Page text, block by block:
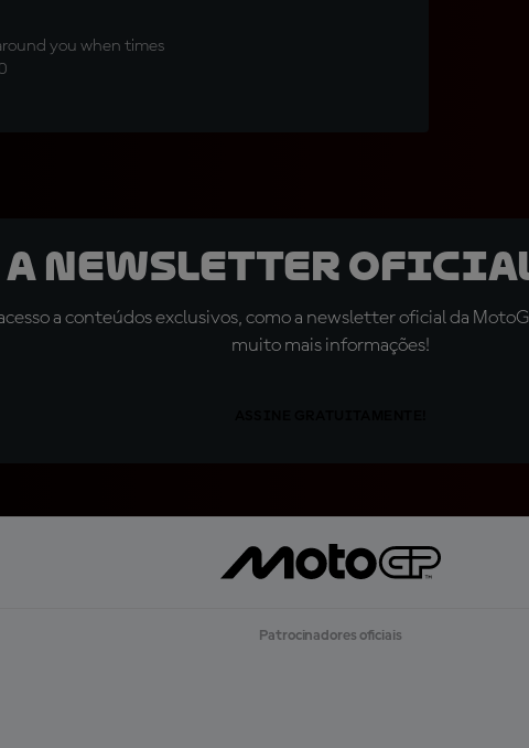
you when times
a newsletter oficial
a conteúdos exclusivos, como a newsletter oficial da
muito mais informações!
Patrocinadores oficiais